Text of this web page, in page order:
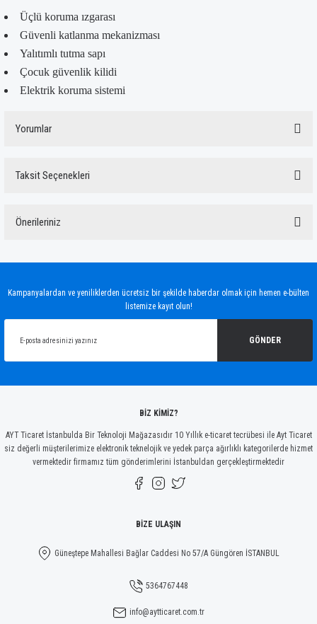
Üçlü koruma ızgarası
Güvenli katlanma mekanizması
Yalıtımlı tutma sapı
Çocuk güvenlik kilidi
Elektrik koruma sistemi
Yorumlar
Taksit Seçenekleri
Önerileriniz
Ürün açıklamasında eksik bilgiler bulunuyor.
Gönder
Kampanyalardan ve yeniliklerden ücretsiz bir şekilde haberdar olmak için hemen e-bülten
listemize kayıt olun!
GÖNDER
BİZ KİMİZ?
AYT Ticaret İstanbulda Bir Teknoloji Mağazasıdır 10 Yıllık e-ticaret tecrübesi ile Ayt Ticaret
siz değerli müşterilerimize elektronik teknelojik ve yedek parça ağırlıklı kategorilerde hizmet
vermektedir firmamız tüm gönderimlerini İstanbuldan gerçekleştirmektedir
BİZE ULAŞIN
Güneştepe Mahallesi Bağlar Caddesi No 57/A Güngören İSTANBUL
5364767448
info@aytticaret.com.tr